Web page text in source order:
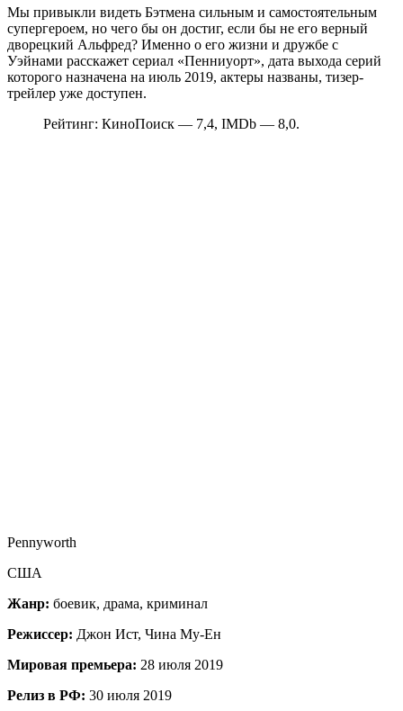
Мы привыкли видеть Бэтмена сильным и самостоятельным
супергероем, но чего бы он достиг, если бы не его верный
дворецкий Альфред? Именно о его жизни и дружбе с
Уэйнами расскажет сериал «Пенниуорт», дата выхода серий
которого назначена на июль 2019, актеры названы, тизер-
трейлер уже доступен.
Рейтинг: КиноПоиск — 7,4, IMDb — 8,0.
Pennyworth
США
Жанр: боевик, драма, криминал
Режиссер: Джон Ист, Чина Му-Ен
Мировая премьера: 28 июля 2019
Релиз в РФ: 30 июля 2019